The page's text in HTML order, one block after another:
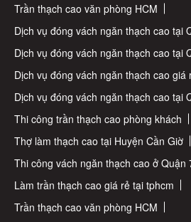
Trần thạch cao văn phòng HCM
Dịch vụ đóng vách ngăn thạch cao tại
Dịch vụ đóng vách ngăn thạch cao tại
Dịch vụ đóng vách ngăn thạch cao giá
Dịch vụ đóng vách ngăn thạch cao tại
Thi công trần thạch cao phòng khách
Thợ làm thạch cao tại Huyện Cần Giờ
Thi công vách ngăn thạch cao ở Quận
Làm trần thạch cao giá rẻ tại tphcm
Trần thạch cao văn phòng HCM